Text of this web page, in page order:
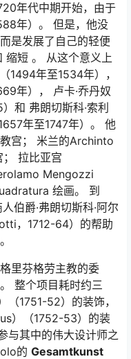
年代中期开始，由于
年）。 但是，他没
是发展了自己的轻便
缩短 。 从这个意义上
1494年至1534年），
年）， 卢卡·乔丹奴
和 弗朗切斯科·索利
年至1747年）。 他
宫； 米兰的Archinto
拉比亚宫
Mengozzi
绘画。 到
伯爵·弗朗切斯科·阿尔
，1712-64）的帮助
里芬格劳主教的委
整个项目耗时约三
1751-52）的装饰，
）（1752-53）的装
与其中的伟大设计师之
的 Gesamtkunst